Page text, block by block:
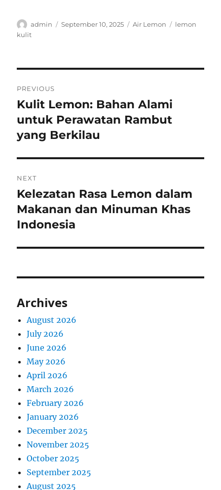
Author
admin
Posted
September 10, 2025 Categories
Air Lemon Tags
lemon
kulit
navigation
PREVIOUS
Previous
post:
Kulit Lemon: Bahan Alami
untuk Perawatan Rambut
yang Berkilau
NEXT
Next
post:
Kelezatan Rasa Lemon dalam
Makanan dan Minuman Khas
Indonesia
Archives
August 2026
July 2026
June 2026
May 2026
April 2026
March 2026
February 2026
January 2026
December 2025
November 2025
October 2025
September 2025
August 2025